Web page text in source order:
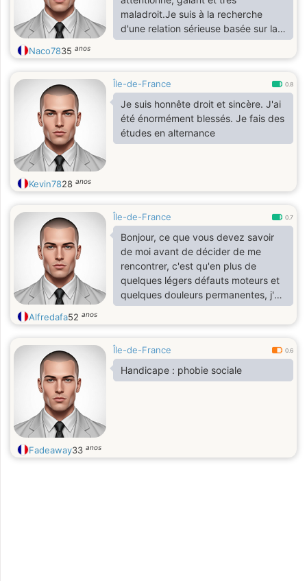
maladroit.Je suis à la recherche
d'une relation sérieuse basée sur la
confiance et la communication.Si tu
es Maman, cela ne me pose aucun
Naco7835 anos
Île-de-France 0.8
Je suis honnête droit et sincère. J'ai
été énormément blessés. Je fais des
études en alternance
Kevin7828 anos
Île-de-France 0.7
Bonjour, ce que vous devez savoir
de moi avant de décider de me
rencontrer, c'est qu'en plus de
quelques légers défauts moteurs et
quelques douleurs permanentes, j'ai
des difficultés relationnelles. Ces
difficultés s'expriment par une
ressens et surtout j'ai du mal a
accepté qu'on me touche, j'ai besoin
de me sentir à l'aise. Alors ne m'en
Alfredafa52 anos
Île-de-France 0.6
Handicape : phobie sociale
Fadeaway33 anos